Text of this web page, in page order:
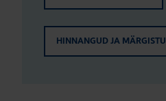
HINNANGUD JA